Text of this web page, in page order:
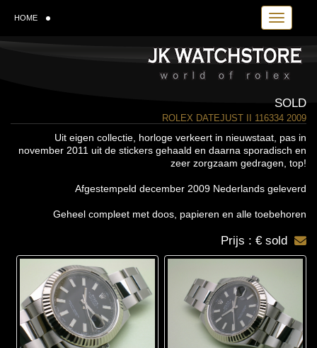
Toggle
HOME
SOLD
ROLEX DATEJUST II 116334 2009
Uit eigen collectie, horloge verkeert in nieuwstaat, pas in
november 2011 uit de stickers gehaald en daarna sporadisch en
zeer zorgzaam gedragen, top!
Afgestempeld december 2009 Nederlands geleverd
Geheel compleet met doos, papieren en alle toebehoren
Prijs : € sold